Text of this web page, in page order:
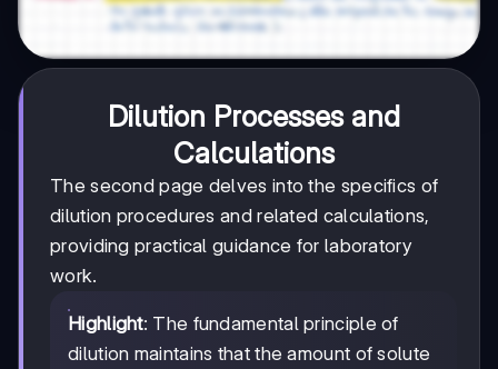
Dilution Processes and
Calculations
The second page delves into the specifics of
dilution procedures and related calculations,
providing practical guidance for laboratory
work.
Highlight: The fundamental principle of
dilution maintains that the amount of solute